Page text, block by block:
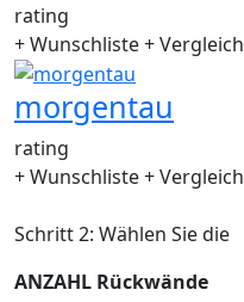
rating
+ Wunschliste+ Vergleich
morgentau
rating
+ Wunschliste+ Vergleich
Schritt 2: Wählen Sie die
ANZAHL Rückwände